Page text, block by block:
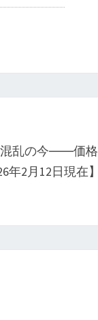
混乱の今――価格
2月12日現在】